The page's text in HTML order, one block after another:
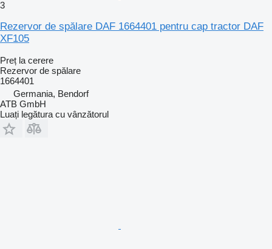
3
Rezervor de spălare DAF 1664401 pentru cap tractor DAF
XF105
Preț la cerere
Rezervor de spălare
1664401
Germania, Bendorf
ATB GmbH
Luați legătura cu vânzătorul